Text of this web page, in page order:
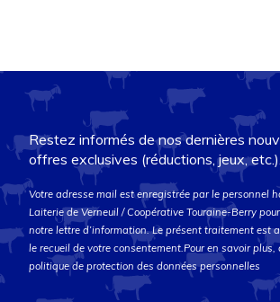
Restez informés de nos dernières
offres exclusives (réductions, jeux, etc.).
Votre adresse mail est enregistrée par le personnel
Laiterie de Verneuil / Coopérative Touraine-Berry
notre lettre d’information. Le présent traitement est
le recueil de votre consentement.Pour en savoir plus,
politique de protection des données personnelles